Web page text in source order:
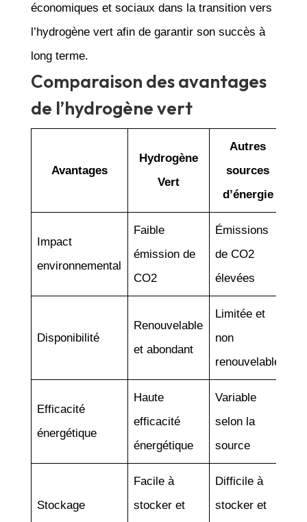
économiques et sociaux dans la transition vers
l’hydrogène vert afin de garantir son succès à
long terme.
Comparaison des avantages
de l’hydrogène vert
Avantages
Hydrogène
Vert
Autres
sources
d’énergie
Impact
environnemental
Faible
émission de
CO2
Émissions
de CO2
élevées
Disponibilité
Renouvelable
et abondant
Limitée et
non
renouvelable
Efficacité
énergétique
Haute
efficacité
énergétique
Variable
selon la
source
Stockage
Facile à
stocker et
Difficile à
stocker et